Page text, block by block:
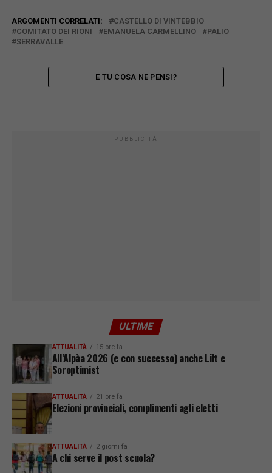
ARGOMENTI CORRELATI:
CASTELLO DI VINTEBBIO
COMITATO DEI RIONI
EMANUELA CARMELLINO
PALIO
SERRAVALLE
E TU COSA NE PENSI?
PUBBLICITÀ
ULTIME
ATTUALITÀ 15 ore fa
All’Alpàa 2026 (e con successo) anche Lilt e
Soroptimist
ATTUALITÀ 21 ore fa
Elezioni provinciali, complimenti agli eletti
ATTUALITÀ 2 giorni fa
A chi serve il post scuola?